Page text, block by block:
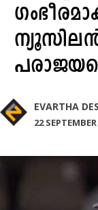
EVARTHA
22